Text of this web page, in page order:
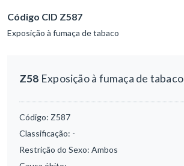
Código CID Z587
Exposição à fumaça de tabaco
Z58 Exposição à fumaça de tabaco
Código: Z587
Classificação: -
Restrição do Sexo: Ambos